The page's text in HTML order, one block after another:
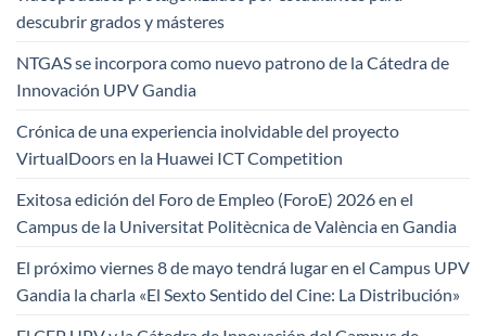
descubrir grados y másteres
NTGAS se incorpora como nuevo patrono de la Cátedra de
Innovación UPV Gandia
Crónica de una experiencia inolvidable del proyecto
VirtualDoors en la Huawei ICT Competition
Exitosa edición del Foro de Empleo (ForoE) 2026 en el
Campus de la Universitat Politècnica de València en Gandia
El próximo viernes 8 de mayo tendrá lugar en el Campus UPV
Gandia la charla «El Sexto Sentido del Cine: La Distribución»